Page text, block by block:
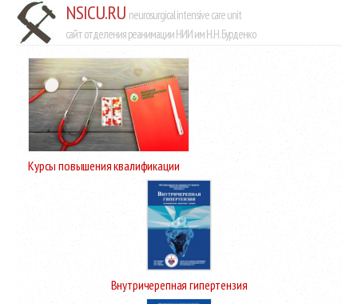
NSICU.RU neurosurgical intensive care unit
сайт отделения реанимации НИИ им Н.Н. Бурденко
Курсы повышения квалификации
Внутричерепная гипертензия